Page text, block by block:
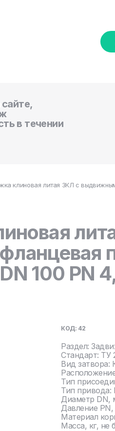
в течении
клиновая литая ЗКЛ с
100 PN
КОД: 42
Раздел:
Стандарт: ТУ
Вид затвора:
Тип
Тип привода:
Диаметр DN,
Давление PN,
Материал
Масса, кг, не